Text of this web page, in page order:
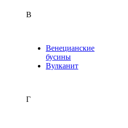
В
Венецианские
бусины
Вулканит
Г